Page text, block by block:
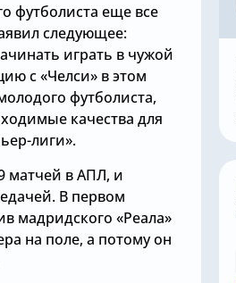
футболиста еще все
следующее:
играть в чужой
с «Челси» в этом
футболиста,
качества для
лиги».
матчей в АПЛ, и
В первом
мадридского «Реала»
на поле, а потому он